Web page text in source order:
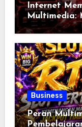
Internet
Multimedia:
Bekerja,
Batas di
Business
Peran